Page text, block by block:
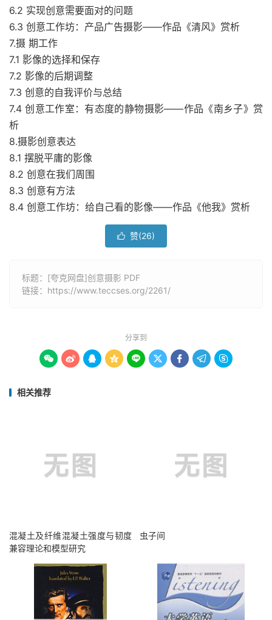
6.2 实现创意需要面对的问题
6.3 创意工作坊：产品广告摄影——作品《清风》赏析
7.摄 期工作
7.1 影像的选择和保存
7.2 影像的后期调整
7.3 创意的自我评价与总结
7.4 创意工作室：有态度的静物摄影——作品《南乡子》赏
析
8.摄影创意表达
8.1 摆脱平庸的影像
8.2 创意在我们周围
8.3 创意有方法
8.4 创意工作坊：给自己看的影像——作品《他我》赏析
 赞(26)
标题：[夸克网盘]创意摄影 PDF
链接： https://www.teccses.org/2261/
分享到
        
相关推荐
混凝土及纤维混凝土强度与韧度
兼容理论和模型研究
虫子间